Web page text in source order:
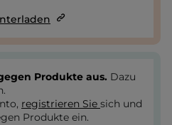
Produkte aus. Dazu
registrieren Sie sich und
Produkte ein.